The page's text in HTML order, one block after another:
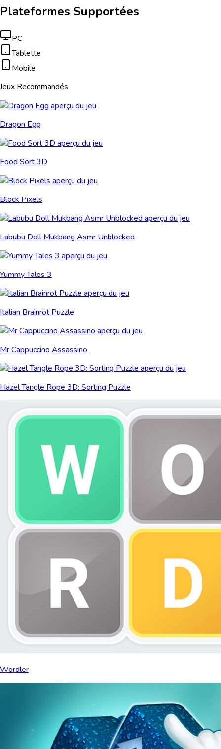
Plateformes Supportées
PC
Tablette
Mobile
Jeux Recommandés
Dragon Egg
Food Sort 3D
Block Pixels
Labubu Doll Mukbang Asmr Unblocked
Yummy Tales 3
Italian Brainrot Puzzle
Mr Cappuccino Assassino
Hazel Tangle Rope 3D: Sorting Puzzle
Wordler